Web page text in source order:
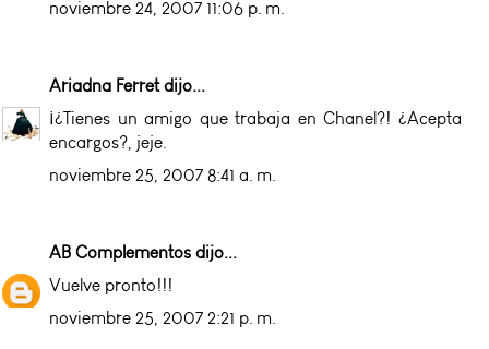
noviembre 24, 2007 11:06 p. m.
Ariadna Ferretdijo...
¡¿Tienes un amigo que trabaja en Chanel?! ¿Acepta
encargos?, jeje.
noviembre 25, 2007 8:41 a. m.
AB Complementos dijo...
Vuelve pronto!!!
noviembre 25, 2007 2:21 p. m.